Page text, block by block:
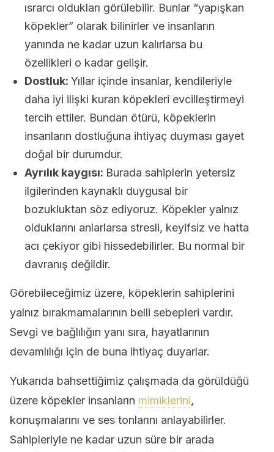
ısrarcı oldukları görülebilir. Bunlar “yapışkan
köpekler” olarak bilinirler ve insanların
yanında ne kadar uzun kalırlarsa bu
özellikleri o kadar gelişir.
Dostluk: Yıllar içinde insanlar, kendileriyle
daha iyi ilişki kuran köpekleri evcilleştirmeyi
tercih ettiler. Bundan ötürü, köpeklerin
insanların dostluğuna ihtiyaç duyması gayet
doğal bir durumdur.
Ayrılık kaygısı: Burada sahiplerin yetersiz
ilgilerinden kaynaklı duygusal bir
bozukluktan söz ediyoruz. Köpekler yalnız
olduklarını anlarlarsa stresli, keyifsiz ve hatta
acı çekiyor gibi hissedebilirler. Bu normal bir
davranış değildir.
Görebileceğimiz üzere, köpeklerin sahiplerini
yalnız bırakmamalarının belli sebepleri vardır.
Sevgi ve bağlılığın yanı sıra, hayatlarının
devamlılığı için de buna ihtiyaç duyarlar.
Yukarıda bahsettiğimiz çalışmada da görüldüğü
üzere köpekler insanların mimiklerini,
konuşmalarını ve ses tonlarını anlayabilirler.
Sahipleriyle ne kadar uzun süre bir arada